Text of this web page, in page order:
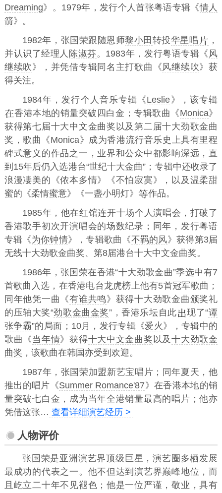
Dreaming》。1979年，发行个人首张粤语专辑《情人
箭》。
1982年，张国荣跟随恩师黎小田 转投华星唱
，
并认识了经理人 陈淑芬。1983年，发行粤语专辑《 风
继续吹 》，并凭借专辑同名主打歌曲《风继续吹》获
得关注。
1984年，发行个人音乐专辑《Leslie 》，该专辑
香港本地的销量突破四白金；专辑歌曲《Monica》
获得第七届十大中文金曲奖以及第二届十大劲歌金曲
奖，歌曲《Monica》成为香港流行音乐史上具有里程
碑式意义的作品之一，业界和公众中都影响深远，直
到15年后仍入选港台“世纪十大金曲”；专辑中还收录了
浪漫凄美的《侬本多情》《不怕寂寞》，以及温柔甜
蜜的《柔情蜜意》《一盏小明灯》
作品。
1985年，他在红馆连开十场个人演唱会，打破了
香港歌手初次开演唱会的场数纪录；同年，发行粤语
专辑《为你钟情》，专辑歌曲《不羁的风》获得第3届
无线十大劲歌金曲奖、第8届港台十大中文金曲奖。
1986年，张国荣在香港“十大劲歌金曲”季选中有7
首歌曲入选，在香港电台龙虎榜上他有5首冠军歌曲；
同年他凭一曲《有谁共鸣 》获得十大劲歌金曲颁奖礼
的压轴大奖“劲歌金曲金奖”，香港乐坛自此 现了“谭
张争霸”的局面；10月，发行专辑《爱火 》，专辑中的
歌曲《当年情》获得十大中文金曲奖 以及十大劲歌金
曲奖 ，该歌曲在韩国亦受到欢迎。
1987年，张国荣加盟新艺宝唱片；同年夏天，他
推出的唱片《Summer Romance'87 》在香港本地的销
量突破七白金，成为当年全港销量最高的唱片；他亦
凭借这张… 查看详细演艺经历 >
人物评价
张国荣是亚洲演艺界顶级巨星，演艺圈多栖发展
最成功的代表之一。他不但达到演艺界巅峰地位，而
且屹立二十年不见褪色；他是一位严谨，敬业，具有